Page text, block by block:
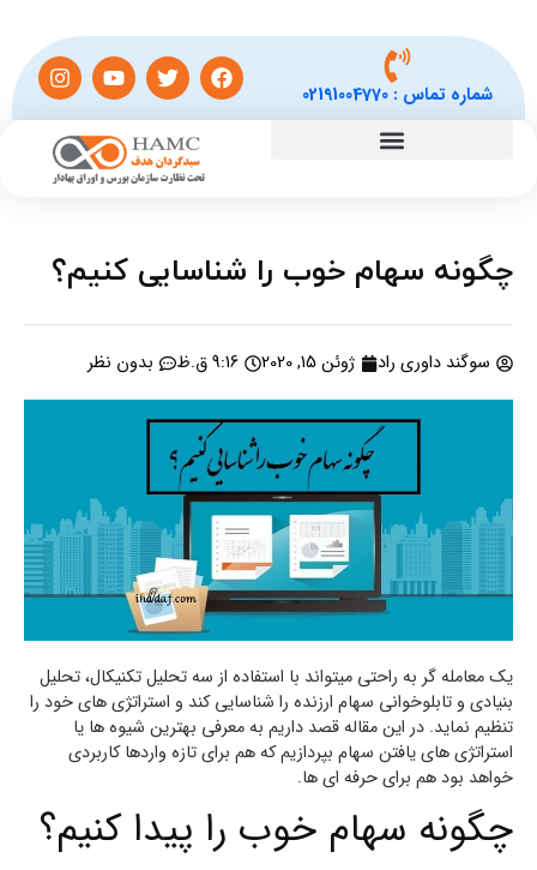
شماره تماس :02191004770
چگونه سهام خوب را شناسایی کنیم؟
سوگند داوری راد ژوئن 15, 2020 9:16 ق.ظ بدون نظر
یک معامله گر به راحتی میتواند با استفاده از سه تحلیل تکنیکال، تحلیل
بنیادی و تابلوخوانی سهام ارزنده را شناسایی کند و استراتژی های خود را
تنظیم نماید. در این مقاله قصد داریم به معرفی بهترین شیوه ها یا
استراتژی های یافتن سهام بپردازیم که هم برای تازه واردها کاربردی
خواهد بود هم برای حرفه ای ها.
چگونه سهام خوب را پیدا کنیم؟